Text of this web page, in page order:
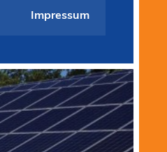
Impressum